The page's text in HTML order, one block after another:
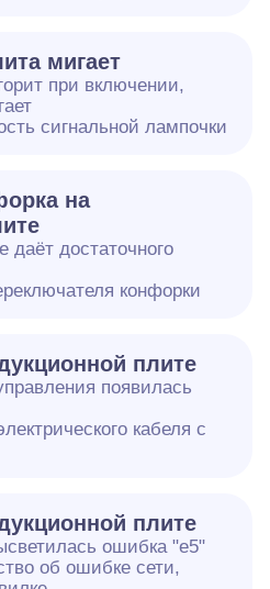
мигает
при включении,
сигнальной лампочки
на
даёт достаточного
конфорки
плите
появилась
кабеля с
плите
ошибка "е5"
об ошибке сети,